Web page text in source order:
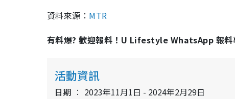
資料來源： MTR
有料爆? 歡迎報料！U Lifestyle WhatsApp 報料
活動資訊
日期 2023年11月1日 - 2024年2月29日